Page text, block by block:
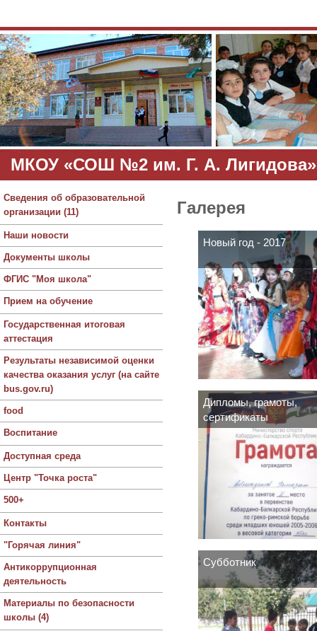
МКОУ «СОШ №2 им. Г. А. Лигидова»
Сведения об образовательной
организации (11)
Наши новости
Документы школы
ФГИС "Моя школа"
Прием на обучение
Государственная итоговая
аттестация
Результаты независимой оценки
качества оказания услуг (на сайте
bus.gov.ru)
food
Воспитание
Доступная среда
Центр "Точка роста"
500+
Контакты
"Горячая линия"
Антикоррупционная
деятельность
Материалы по безопасности
школы (4)
Галерея
Новый год - 2017
Дипломы, грамоты,
сертификаты
Субботник